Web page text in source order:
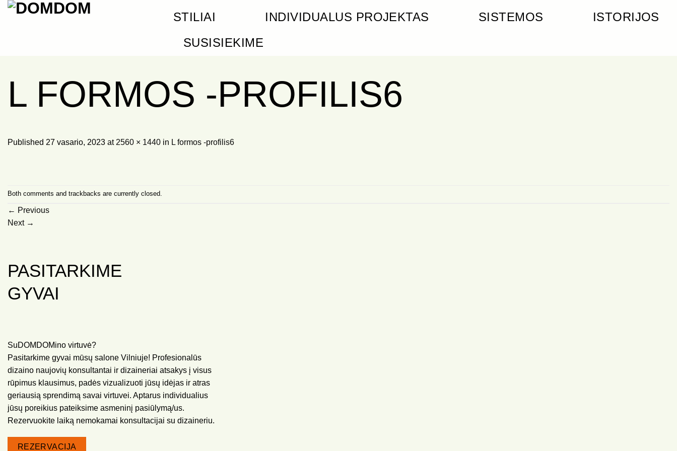
Skip
STILIAI INDIVIDUALUS PROJEKTAS SISTEMOS
ISTORIJOS
SUSISIEKIME
L FORMOS -PROFILIS6
Published 27 vasario, 2023 at 2560 × 1440 in L formos -profilis6
Both comments and trackbacks are currently closed.
← Previous
Next →
PASITARKIME
GYVAI
SuDOMDOMino virtuvė?
Pasitarkime gyvai mūsų salone Vilniuje! Profesionalūs
dizaino naujovių konsultantai ir dizaineriai atsakys į visus
rūpimus klausimus, padės vizualizuoti jūsų idėjas ir atras
geriausią sprendimą savai virtuvei. Aptarus individualius
jūsų poreikius pateiksime asmeninį pasiūlymą/us.
Rezervuokite laiką nemokamai konsultacijai su dizaineriu.
REZERVACIJA